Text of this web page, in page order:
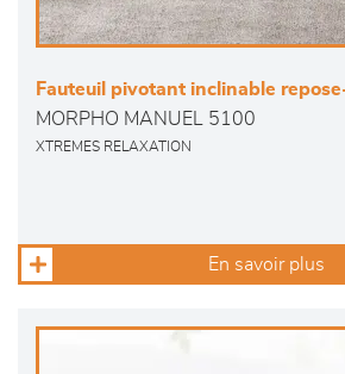
Fauteuil pivotant inclinable
MORPHO MANUEL 5100
XTREMES RELAXATION
En savoir plus